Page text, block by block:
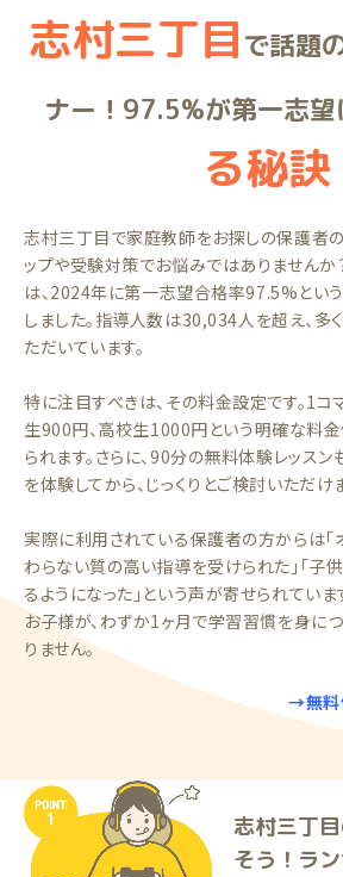
志村三丁目で話題
ナー！97.5%が第一志望
る秘訣
志村三丁目で家庭教師をお探しの保護者
ップや受験対策でお悩みではありませんか
は、2024年に第一志望合格率97.5%とい
しました。指導人数は30,034人を超え、多
ただいています。
特に注目すべきは、その料金設定です。1コ
生900円、高校生1000円という明確な料金
られます。さらに、90分の無料体験レッス
を体験してから、じっくりとご検討いただけ
実際に利用されている保護者の方からは「
わらない質の高い指導を受けられた」「子
るようになった」という声が寄せられてい
お子様が、わずか1ヶ月で学習習慣を身に
りません。
→無料
志村三丁
そう！ラ